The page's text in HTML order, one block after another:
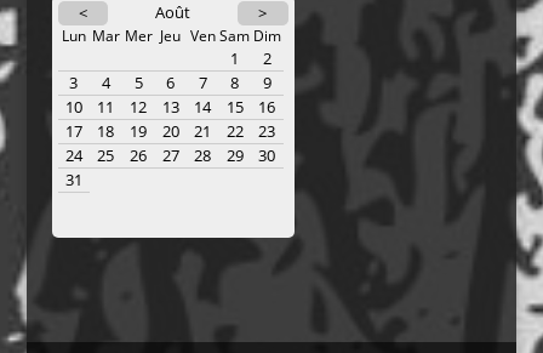
<
Août >
Lun Mar Mer Jeu Ven Sam Dim
1
2
3
4 5 6 7 8
9
10
11 12 13 14 15
16
17
18 19 20 21 22
23
24
25 26 27 28 29
30
31